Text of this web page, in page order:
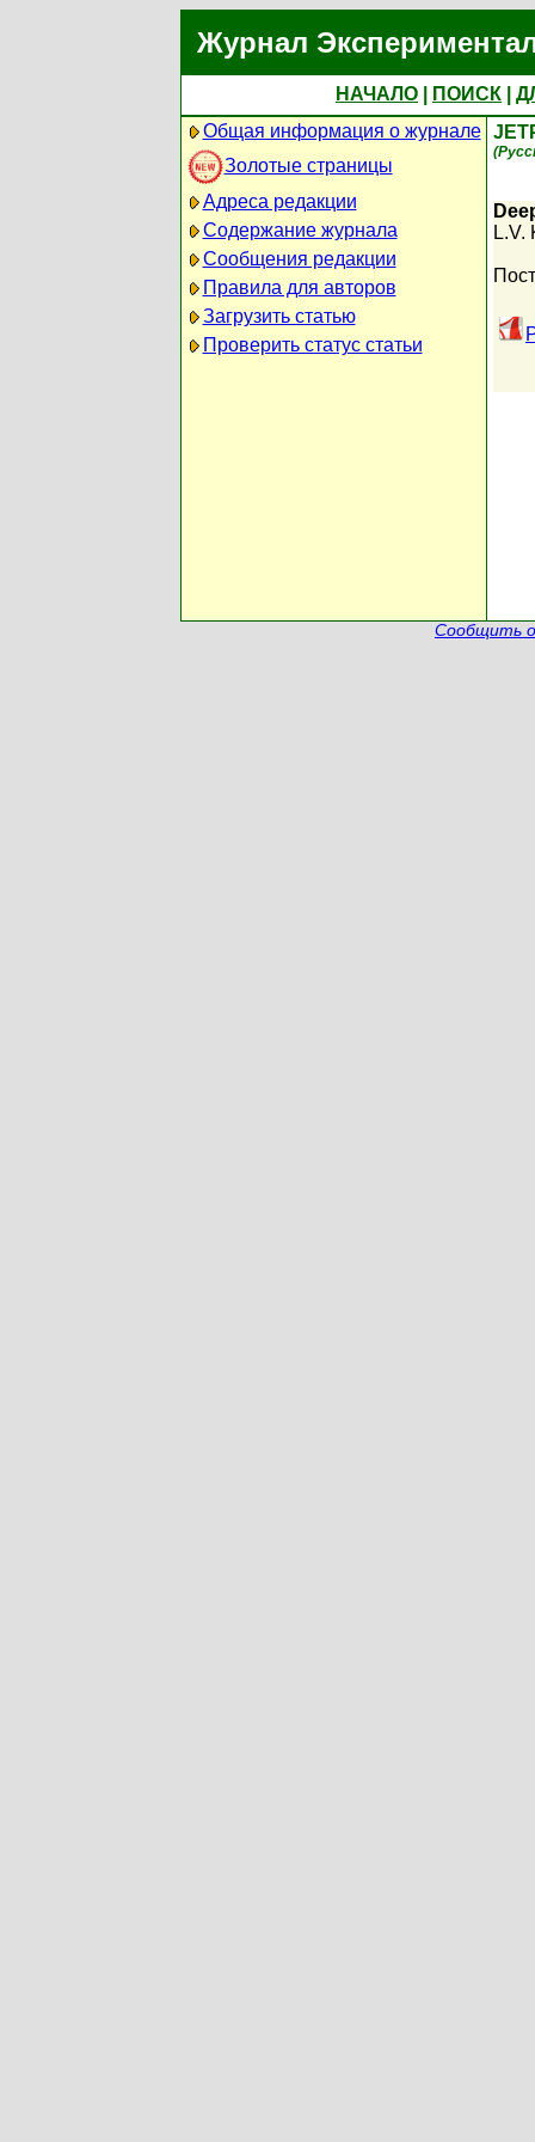
Журнал
НАЧАЛО ПОИСК
Общая информация о журнале
Золотые страницы
Адреса редакции
Содержание журнала
Сообщения редакции
Правила для авторов
Загрузить статью
Проверить статус статьи
L.V.
Сообщить о